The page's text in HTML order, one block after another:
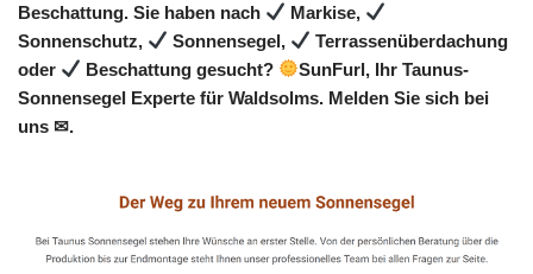
Beschattung. Sie haben nach
Markise,
Sonnenschutz,
Sonnensegel,
Terrassenüberdachung
oder
Beschattung gesucht?
SunFurl, Ihr Taunus-
Sonnensegel Experte für Waldsolms. Melden Sie sich bei
uns ✉.